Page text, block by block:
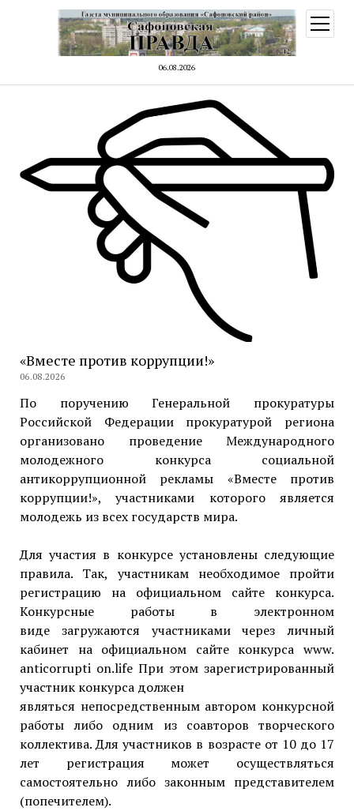
06.08.2026
меню
«Вместе против коррупции!»
06.08.2026
По поручению Генеральной прокуратуры
Российской Федерации прокуратурой региона
организовано проведение Международного
молодежного конкурса социальной
антикоррупционной рекламы «Вместе против
коррупции!», участниками которого является
молодежь из всех государств мира.
Для участия в конкурсе установлены следующие
правила. Так, участникам необходимое пройти
регистрацию на официальном сайте конкурса.
Конкурсные работы в электронном
виде загружаются участниками через личный
кабинет на официальном сайте конкурса www.
anticorrupti on.life При этом зарегистрированный
участник конкурса должен
являться непосредственным автором конкурсной
работы либо одним из соавторов творческого
коллектива. Для участников в возрасте от 10 до 17
лет регистрация может осуществляться
самостоятельно либо законным представителем
(попечителем).